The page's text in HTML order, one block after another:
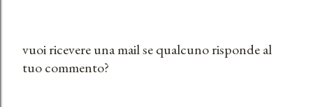
P
vuoi ricevere una mail se qualcuno risponde al
tuo commento?